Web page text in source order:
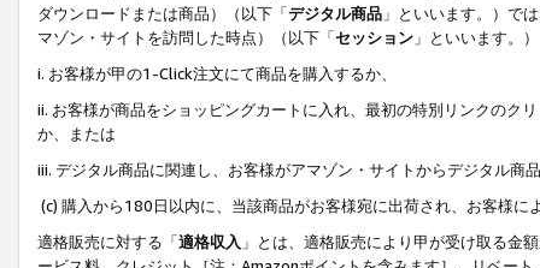
ダウンロードまたは商品）（以下「デジタル商品 」といいます。）で
マゾン・サイトを訪問した時点）（以下「セッション 」といいます。
i. お客様が甲の1-Click注文にて商品を購入するか、
ii. お客様が商品をショッピングカートに入れ、最初の特別リンクのク
か、または
iii. デジタル商品に関連し、お客様がアマゾン・サイトからデジタル
(c) 購入から180日以内に、当該商品がお客様宛に出荷され、お客様
適格販売に対する「適格収入 」とは、適格販売により甲が受け取る金